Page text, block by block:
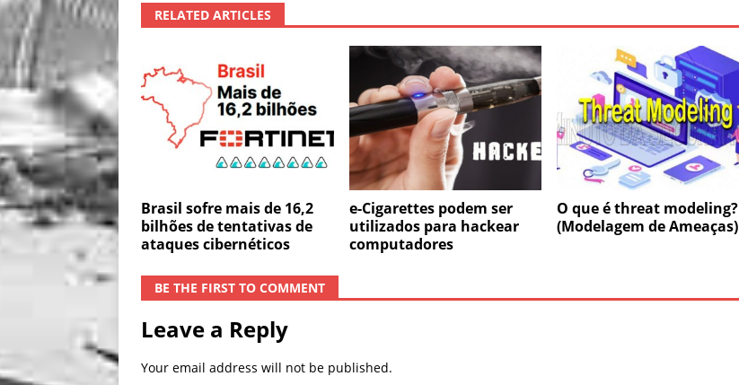
RELATED ARTICLES
Brasil sofre mais de 16,2
bilhões de tentativas de
ataques cibernéticos
e-Cigarettes podem ser
utilizados para hackear
computadores
O que é threat modeling?
(Modelagem de Ameaças)
BE THE FIRST TO COMMENT
Leave a Reply
Your email address will not be published.